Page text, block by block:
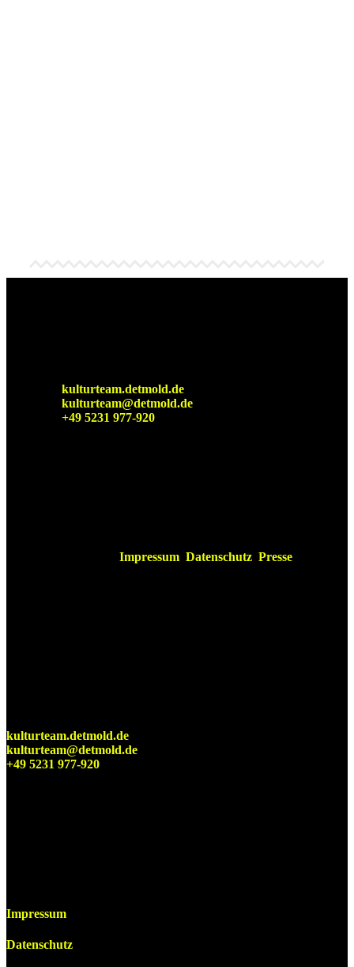
kulturteam.detmold.de
kulturteam@detmold.de
+49 5231 977-920
Impressum Datenschutz Presse
kulturteam.detmold.de
kulturteam@detmold.de
+49 5231 977-920
Impressum
Datenschutz